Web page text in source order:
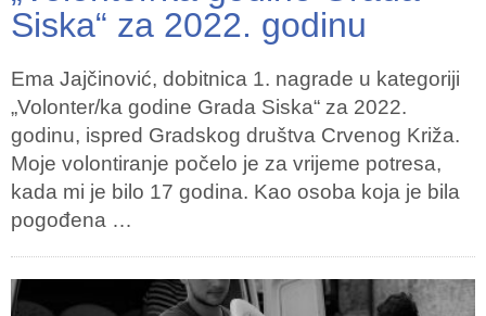
Siska“ za 2022. godinu
Ema Jajčinović, dobitnica 1. nagrade u kategoriji
„Volonter/ka godine Grada Siska“ za 2022.
godinu, ispred Gradskog društva Crvenog Križa.
Moje volontiranje počelo je za vrijeme potresa,
kada mi je bilo 17 godina. Kao osoba koja je bila
pogođena …